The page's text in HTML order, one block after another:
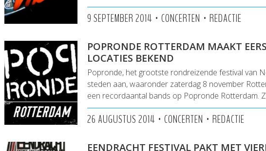
9 SEPTEMBER 2014 • CONCERTEN • REDACTIE
POPRONDE ROTTERDAM MAAKT
LOCATIES BEKEND
Popronde, het grootste rondreizende festival van
steden aan, waaronder zaterdag 8 november
een recordaantal bands op Popronde Rotterdam.
26 AUGUSTUS 2014 • CONCERTEN • REDACTIE
EENDRACHT FESTIVAL PAKT MET